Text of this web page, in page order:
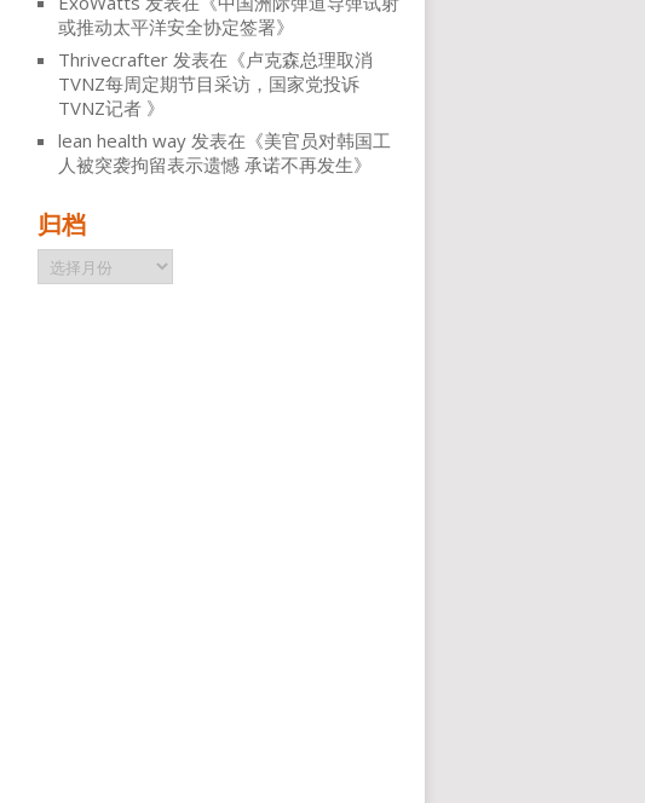
或推动太平洋安全协定签署》
Thrivecrafter 发表在《卢克森总理取消
TVNZ每周定期节目采访，国家党投诉
TVNZ记者 》
lean health way 发表在《美官员对韩国工
人被突袭拘留表示遗憾 承诺不再发生》
归档
归
档